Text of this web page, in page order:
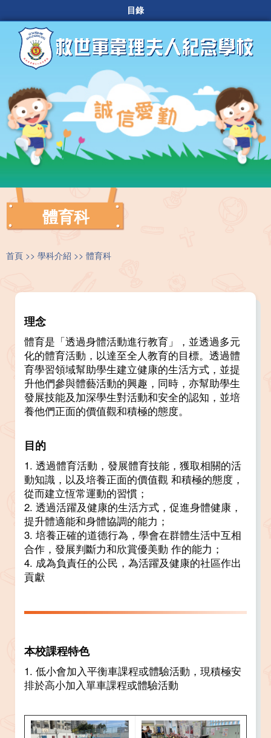
目錄
體育科
首頁 學科介紹 體育科
理念
體育是「透過身體活動進行教育」，並透過多元
化的體育活動，以達至全人教育的目標。透過體
育學習領域幫助學生建立健康的生活方式，並提
升他們參與體藝活動的興趣，同時，亦幫助學生
發展技能及加深學生對活動和安全的認知，並培
養他們正面的價值觀和積極的態度。
目的
1. 透過體育活動，發展體育技能，獲取相關的活
動知識，以及培養正面的價值觀 和積極的態度，
從而建立恆常運動的習慣；
2. 透過活躍及健康的生活方式，促進身體健康，
提升體適能和身體協調的能力；
3. 培養正確的道德行為，學會在群體生活中互相
合作，發展判斷力和欣賞優美動 作的能力；
4. 成為負責任的公民，為活躍及健康的社區作出
貢獻
本校課程特色
1. 低小會加入平衡車課程或體驗活動，現積極安
排於高小加入單車課程或體驗活動